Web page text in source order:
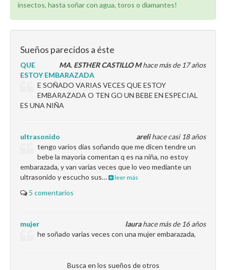
insectos, hasta soñar con agua, toros o diamantes!
Sueños parecidos a éste
MA. ESTHER CASTILLO Mhace más de 17 años
QUE
ESTOY EMBARAZADA
E SOÑADO VARIAS VECES QUE ESTOY
EMBARAZADA O TEN GO UN BEBE EN ESPECIAL
ES UNA NIÑA
arelihace casi 18 años
ultrasonido
tengo varios dias soñando que me dicen tendre un
bebe la mayoria comentan q es na niña, no estoy
embarazada, y van varias veces que lo veo mediante un
ultrasonido y escucho sus…
leer más
5 comentarios
laurahace más de 16 años
mujer
he soñado varias veces con una mujer embarazada,
Busca en los sueños de otros